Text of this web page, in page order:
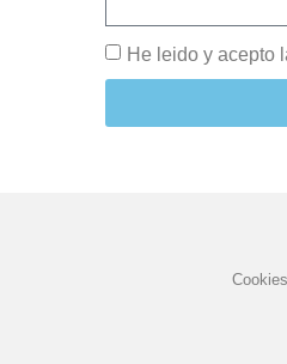
He leido y acepto
Cookies